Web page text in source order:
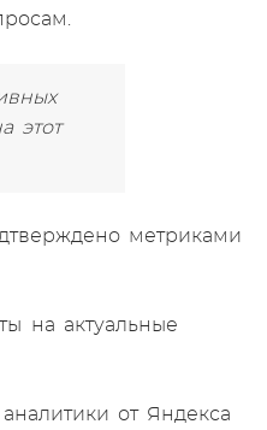
этот
метриками
на актуальные
от Яндекса